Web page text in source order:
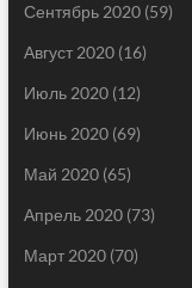
Сентябрь 2020(59)
Август 2020(16)
Июль 2020(12)
Июнь 2020(69)
Май 2020(65)
Апрель 2020(73)
Март 2020(70)